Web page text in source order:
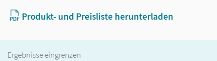
Produkt- und Preisliste herunterladen
Ergebnisse eingrenzen